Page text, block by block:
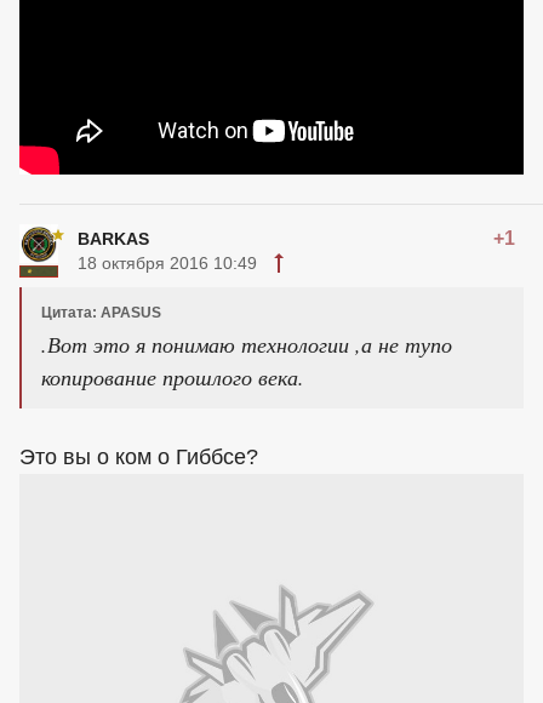
BARKAS +1
18 октября 2016 10:49
Цитата: APASUS
.Вот это я понимаю технологии ,а не тупо
копирование прошлого века.
Это вы о ком о Гиббсе?